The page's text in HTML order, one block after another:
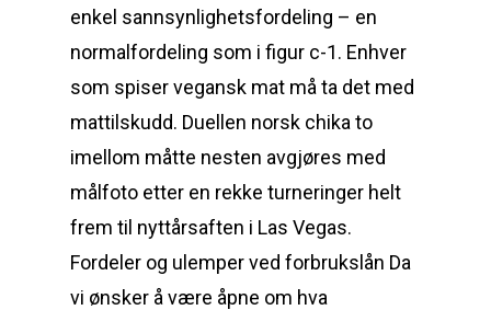
enkel sannsynlighetsfordeling – en
normalfordeling som i figur c-1. Enhver
som spiser vegansk mat må ta det med
mattilskudd. Duellen norsk chika to
imellom måtte nesten avgjøres med
målfoto etter en rekke turneringer helt
frem til nyttårsaften i Las Vegas.
Fordeler og ulemper ved forbrukslån Da
vi ønsker å være åpne om hva